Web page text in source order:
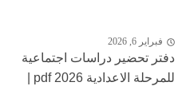
فبراير 6, 2026
دفتر تحضير دراسات اجتماعية